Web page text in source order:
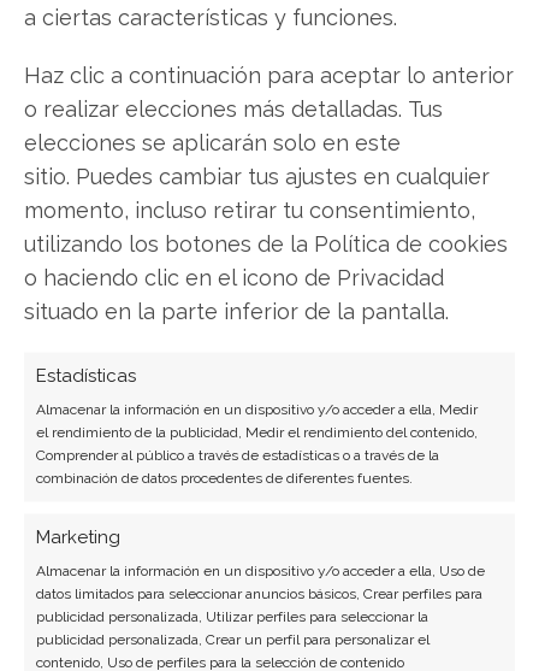
a ciertas características y funciones.
Haz clic a continuación para aceptar lo anterior
o realizar elecciones más detalladas. Tus
elecciones se aplicarán solo en este
sitio. Puedes cambiar tus ajustes en cualquier
momento, incluso retirar tu consentimiento,
utilizando los botones de la Política de cookies
o haciendo clic en el icono de Privacidad
situado en la parte inferior de la pantalla.
Estadísticas
Almacenar la información en un dispositivo y/o acceder a ella, Medir
el rendimiento de la publicidad, Medir el rendimiento del contenido,
Comprender al público a través de estadísticas o a través de la
combinación de datos procedentes de diferentes fuentes.
Marketing
Almacenar la información en un dispositivo y/o acceder a ella, Uso de
datos limitados para seleccionar anuncios básicos, Crear perfiles para
publicidad personalizada, Utilizar perfiles para seleccionar la
publicidad personalizada, Crear un perfil para personalizar el
contenido, Uso de perfiles para la selección de contenido
Newmont Mining: ¿Comprar o vender?
aquí!
Newmont Mining
Compartir este artículo
LinkedIn